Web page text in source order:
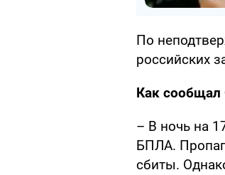
По
российских
Как сообщал
– В ночь на
БПЛА.
сбиты.